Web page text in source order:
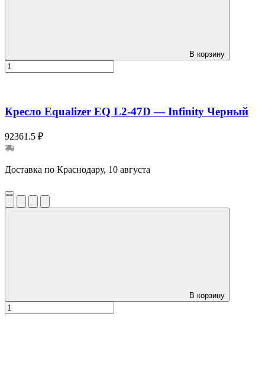
В корзину
Кресло Equalizer EQ L2-47D — Infinity Черный
92361.5 ₽
Доставка по Краснодару, 10 августа
В корзину